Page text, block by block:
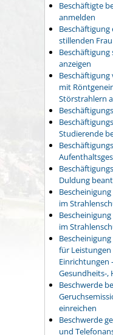
Beschäftigte
anmelden
stillenden
anzeigen
mit
Störstrahlern
Studierende
Duldung
im
im
für
Einrichtungen
Gesundheits-,
Beschwerde
einreichen
Beschwerde
und